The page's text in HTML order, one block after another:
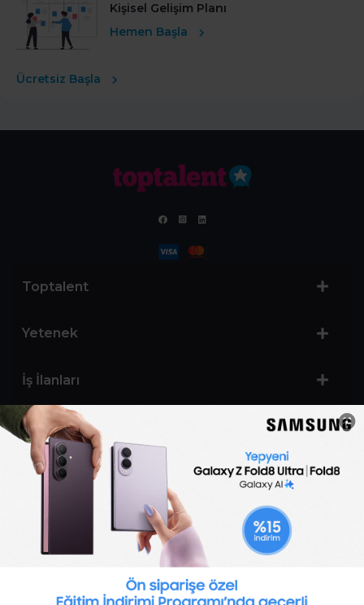
Kişisel Gelişim Planı
Hemen Başla
Ücretsiz Başla
Toptalent
Yetenek
İş İlanları
Sertifika Programları
Yetenek Testleri